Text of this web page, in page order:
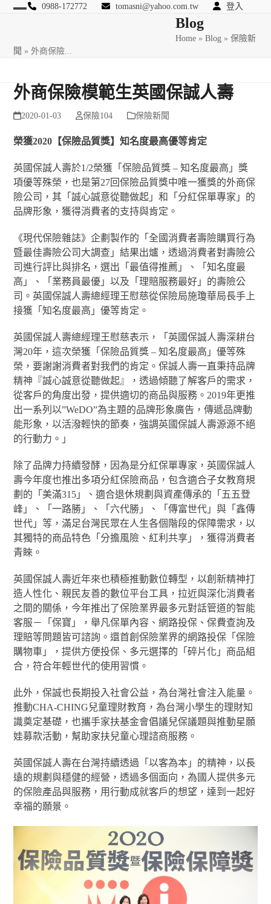
Skip
0988-172772 tomasni@yahoo.com.tw 登入
匯豐國際風險管理顧問Blog
Home »Blog »保險新
聞 »外商保險...
外商保險模範生英國保誠人壽
2020-01-03 保險104 保險新聞
榮獲2020 【保險品質獎】知名度最高優等肯定
英國保誠人壽於1/2榮獲「保險品質獎 – 知名度最高」獎
項優等殊榮，也是第27回保險品質獎中唯一獲獎的外商保
險公司，其「誠心誠意從聽做起」和「分紅保單專家」的
品牌形象，獲得消費者的支持與肯定。
《現代保險雜誌》企劃製作的「全國消費者壽險購買行為
暨最佳壽險公司大調查」結果出爐，透過消費者對壽險公
司進行評比與排名，選出「最值得推薦」、「知名度最
高」、「業務員最優」以及「理賠服務最好」的壽險公
司。英國保誠人壽總經理王慰慈從保險局施瓊華局長手上
接獲「知名度最高」優等肯定。
英國保誠人壽總經理王慰慈表示，「英國保誠人壽深耕台
灣20年，這次榮獲「保險品質獎 – 知名度最高」優等殊
榮，要謝謝消費者對我們的肯定。保誠人壽一直秉持品牌
精神『誠心誠意從聽做起』，透過傾聽了解客戶的需求，
從客戶的角度出發，提供適切的商品與服務。2019年更推
出一系列以”WeDO”為主題的品牌形象廣告，傳遞品牌動
能形象，以活潑輕快的節奏，強調英國保誠人壽源源不絕
的行動力。」
除了品牌力持續發酵，因為是分紅保單專家，英國保誠人
壽今年度也推出多項分紅保險商品，包含適合子女教育規
劃的「美滿315」、適合退休規劃與資產傳承的「五五登
峰」、「一路勝」、「六代勝」、「傳富世代」與「鑫傳
世代」等，滿足台灣民眾在人生各個階段的保障需求，以
其獨特的商品特色「分擔風險、紅利共享」，獲得消費者
青睞。
英國保誠人壽近年來也積極推動數位轉型，以創新精神打
造人性化、親民友善的數位平台工具，拉近與深化消費者
之間的關係，今年推出了保險業界最多元對話管道的智能
客服－「保寶」，舉凡保單內容、網路投保、保費查詢及
理賠等問題皆可諮詢。還首創保險業界的網路投保「保險
購物車」，提供方便投保、多元選擇的「碎片化」商品組
合，符合年輕世代的使用習慣。
此外，保誠也長期投入社會公益，為台灣社會注入能量。
推動CHA-CHING兒童理財教育，為台灣小學生的理財知
識奠定基礎，也攜手家扶基金會倡議兒保議題與推動星願
娃募款活動，幫助家扶兒童心理諮商服務。
英國保誠人壽在台灣持續透過「以客為本」的精神，以長
遠的規劃與穩健的經營，透過多個面向，為國人提供多元
的保險產品與服務，用行動成就客戶的想望，達到一起好
幸福的願景。